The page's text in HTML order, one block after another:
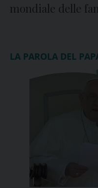
mondiale delle
LA PAROLA DEL